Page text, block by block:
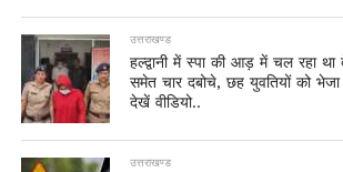
उत्तराखण्ड
हल्द्वानी में स्पा की आड़ में चल रहा था
समेत चार दबोचे, छह युवतियों को
देखें वीडियो..
उत्तराखण्ड